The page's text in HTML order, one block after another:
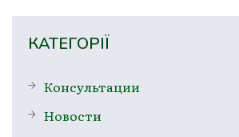
КАТЕГОРІЇ
Консультации
Новости